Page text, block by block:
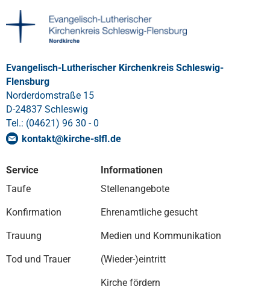
Evangelisch-Lutherischer Kirchenkreis Schleswig-
Flensburg
Norderdomstraße 15
D-24837 Schleswig
Tel.: (04621) 96 30 - 0
kontakt@kirche-slfl.de
Service
Taufe
Konfirmation
Trauung
Tod und Trauer
Informationen
Stellenangebote
Ehrenamtliche gesucht
Medien und Kommunikation
(Wieder-)eintritt
Kirche fördern